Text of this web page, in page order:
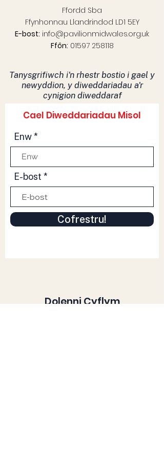
Ffordd Sba
Ffynhonnau Llandrindod LD1 5EY
E-bost: info@pavilionmidwales.org.uk
Ffôn: 01597 258118
Tanysgrifiwch i'n rhestr bostio i gael y
newyddion, y diweddariadau a'r
cynigion diweddaraf
Cael Diweddariadau Misol
Enw
E-bost
Cofrestru!
Dolenni Cyflym